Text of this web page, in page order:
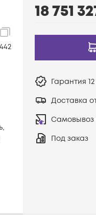
18 751
Гарантия
Доставка
Самовывоз
Под заказ